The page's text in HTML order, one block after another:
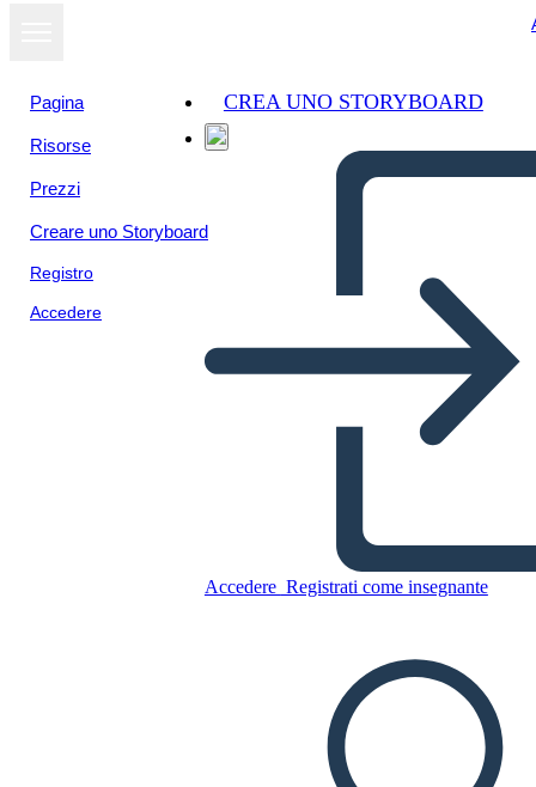
Pagina
Risorse
Prezzi
Creare uno Storyboard
Registro
Accedere
CREA UNO STORYBOARD
Accedere Registrati come insegnante
RIPRODURRE LA PRESENTAZIONE
LEGGIMI